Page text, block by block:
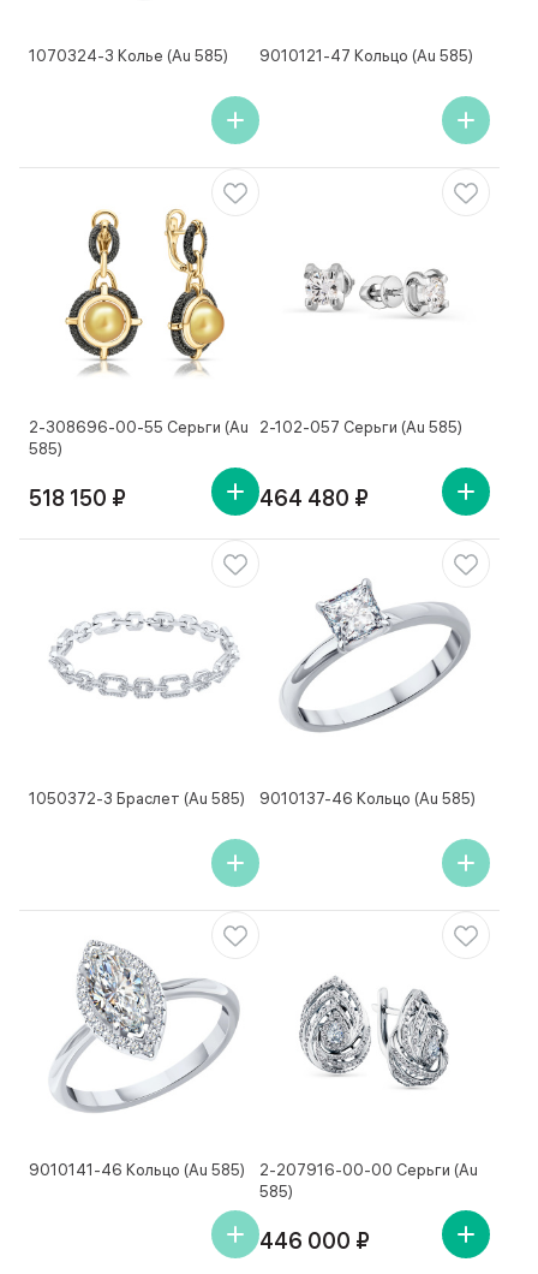
1070324-3 Колье (Au 585) 9010121-47 Кольцо (Au 585)
2-308696-00-55 Серьги (Au
585)
518 150 ₽
2-102-057 Серьги (Au 585)
464 480 ₽
1050372-3 Браслет (Au 585) 9010137-46 Кольцо (Au 585)
9010141-46 Кольцо (Au 585)
2-207916-00-00 Серьги (Au
585)
446 000 ₽